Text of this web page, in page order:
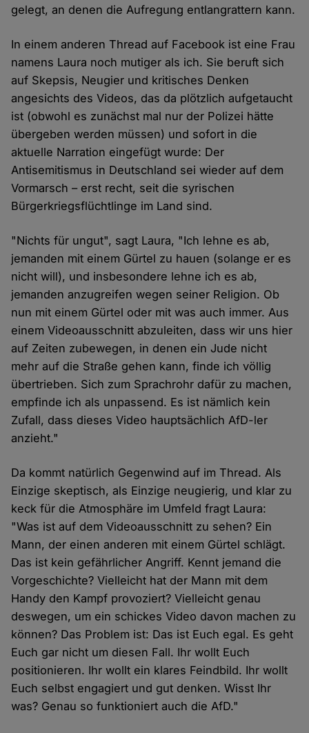
gelegt, an denen die Aufregung entlangrattern kann.
In einem anderen Thread auf Facebook ist eine Frau
namens Laura noch mutiger als ich. Sie beruft sich
auf Skepsis, Neugier und kritisches Denken
angesichts des Videos, das da plötzlich aufgetaucht
ist (obwohl es zunächst mal nur der Polizei hätte
übergeben werden müssen) und sofort in die
aktuelle Narration eingefügt wurde: Der
Antisemitismus in Deutschland sei wieder auf dem
Vormarsch – erst recht, seit die syrischen
Bürgerkriegsflüchtlinge im Land sind.
"Nichts für ungut", sagt Laura, "Ich lehne es ab,
jemanden mit einem Gürtel zu hauen (solange er es
nicht will), und insbesondere lehne ich es ab,
jemanden anzugreifen wegen seiner Religion. Ob
nun mit einem Gürtel oder mit was auch immer. Aus
einem Videoausschnitt abzuleiten, dass wir uns hier
auf Zeiten zubewegen, in denen ein Jude nicht
mehr auf die Straße gehen kann, finde ich völlig
übertrieben. Sich zum Sprachrohr dafür zu machen,
empfinde ich als unpassend. Es ist nämlich kein
Zufall, dass dieses Video hauptsächlich AfD-ler
anzieht."
Da kommt natürlich Gegenwind auf im Thread. Als
Einzige skeptisch, als Einzige neugierig, und klar zu
keck für die Atmosphäre im Umfeld fragt Laura:
"Was ist auf dem Videoausschnitt zu sehen? Ein
Mann, der einen anderen mit einem Gürtel schlägt.
Das ist kein gefährlicher Angriff. Kennt jemand die
Vorgeschichte? Vielleicht hat der Mann mit dem
Handy den Kampf provoziert? Vielleicht genau
deswegen, um ein schickes Video davon machen zu
können? Das Problem ist: Das ist Euch egal. Es geht
Euch gar nicht um diesen Fall. Ihr wollt Euch
positionieren. Ihr wollt ein klares Feindbild. Ihr wollt
Euch selbst engagiert und gut denken. Wisst Ihr
was? Genau so funktioniert auch die AfD."